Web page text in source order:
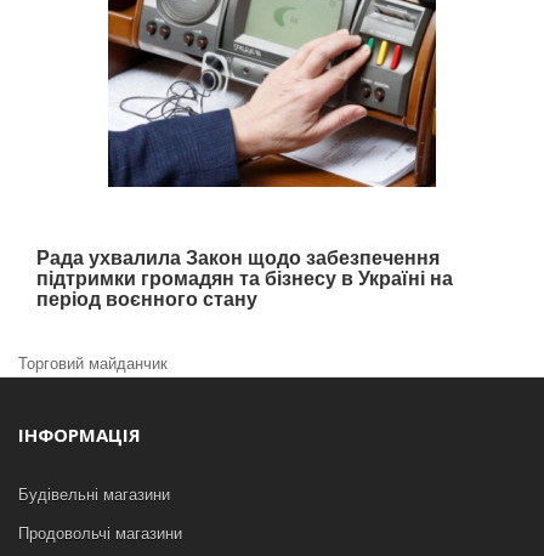
Рада ухвалила Закон щодо забезпечення
підтримки громадян та бізнесу в Україні на
період воєнного стану
Торговий майданчик
ІНФОРМАЦІЯ
Будівельні магазини
Продовольчі магазини